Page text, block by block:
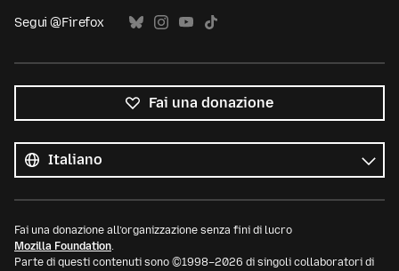
Segui @Firefox
Fai una donazione
le
lingue
Lingua
Fai una donazione all’organizzazione senza fini di lucro
Mozilla Foundation.
Parte di questi contenuti sono ©1998–2026 di singoli collaboratori di